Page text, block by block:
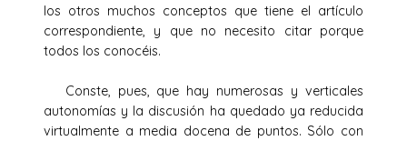
los otros muchos conceptos que tiene el artículo
correspondiente, y que no necesito citar porque
todos los conocéis.
Conste, pues, que hay numerosas y verticales
autonomías y la discusión ha quedado ya reducida
virtualmente a media docena de puntos. Sólo con